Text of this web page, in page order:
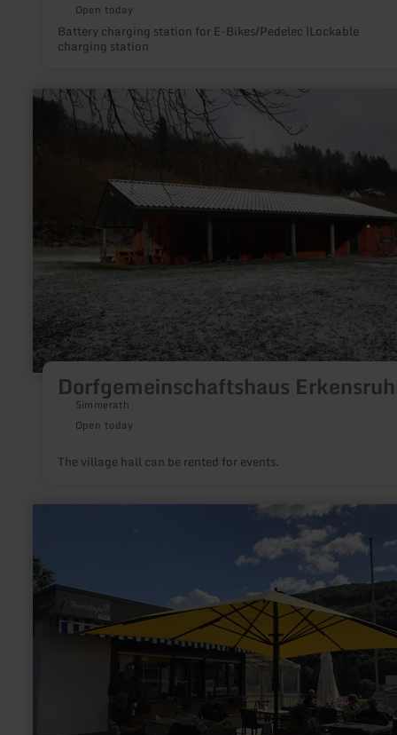
Open today
Battery charging station for E-Bikes/Pedelec |Lockable
charging station
Dorfgemeinschaftshaus
Simmerath
Open today
The village hall can be rented for events.
learn
Dorfgemeinschaftshaus
Infopunkt
Obermaubach